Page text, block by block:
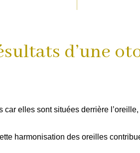
d’une
car elles sont situées derrière
harmonisation des oreilles